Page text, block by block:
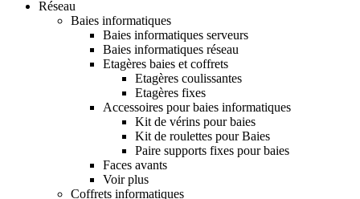
Réseau
Baies informatiques
Baies informatiques serveurs
Baies informatiques réseau
Etagères baies et coffrets
Etagères coulissantes
Etagères fixes
Accessoires pour baies informatiques
Kit de vérins pour baies
Kit de roulettes pour Baies
Paire supports fixes pour baies
Faces avants
Voir plus
Coffrets informatiques